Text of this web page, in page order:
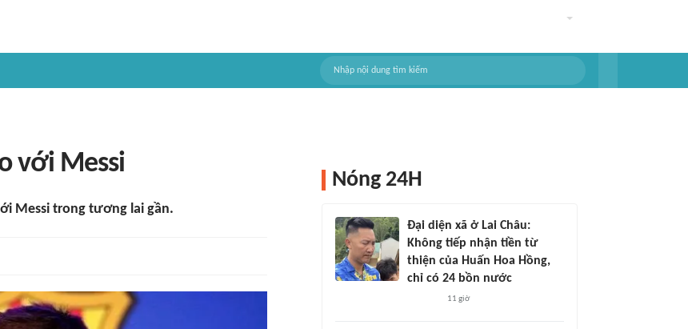
với Messi
Messi trong tương lai gần.
Nóng 24H
Đại diện xã ở Lai Châu:
Không tiếp nhận tiền từ
thiện của Huấn Hoa Hồng,
chỉ có 24 bồn nước
11 giờ